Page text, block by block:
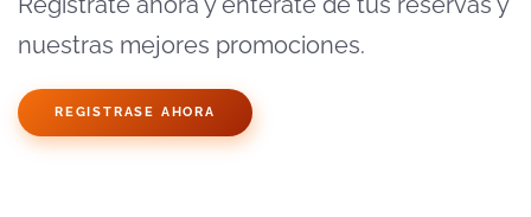
nuestras mejores promociones.
REGISTRASE AHORA